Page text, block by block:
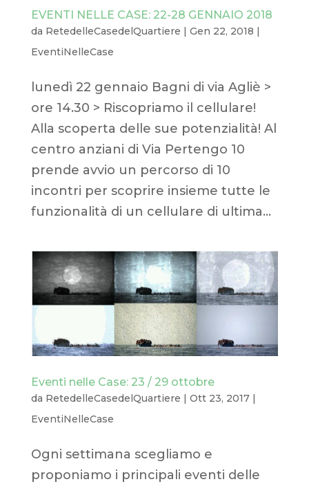
EVENTI NELLE CASE: 22-28 GENNAIO 2018
da RetedelleCasedelQuartiere | Gen 22, 2018 |
EventiNelleCase
lunedì 22 gennaio Bagni di via Agliè >
ore 14.30 > Riscopriamo il cellulare!
Alla scoperta delle sue potenzialità! Al
centro anziani di Via Pertengo 10
prende avvio un percorso di 10
incontri per scoprire insieme tutte le
funzionalità di un cellulare di ultima...
Eventi nelle Case: 23 / 29 ottobre
da RetedelleCasedelQuartiere | Ott 23, 2017|
EventiNelleCase
Ogni settimana scegliamo e
proponiamo i principali eventi delle